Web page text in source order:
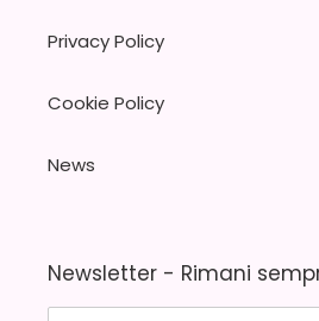
Privacy Policy
Cookie Policy
News
Newsletter - Rimani